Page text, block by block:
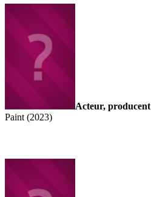
Acteur, producent
Paint (2023)